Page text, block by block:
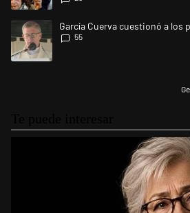
Un artículo de tendencia con el título
García Cuerva cuestionó a los
55